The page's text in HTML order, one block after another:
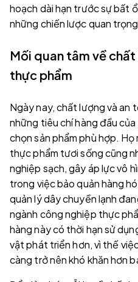
hoạch dài hạn trước sự bất
những chiến lược quan
Mối quan tâm về
thực phẩm
Ngày nay, chất lượng và an
những tiêu chí hàng đầu
chọn sản phẩm phù hợp.
thực phẩm tươi sống cũng
nghiệp sạch, gây áp lực vô
trong việc bảo quản hàng
quản lý dây chuyền lạnh
ngành công nghiệp thực
hàng này có thời hạn sử
vật phát triển hơn, vì thế
càng trở nên khó khăn hơn